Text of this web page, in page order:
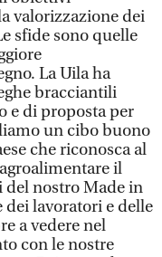
valorizzazione dei
sfide sono quelle
La Uila ha
bracciantili
e di proposta per
un cibo buono
che riconosca al
il
del nostro Made in
dei lavoratori e delle
a vedere nel
con le nostre